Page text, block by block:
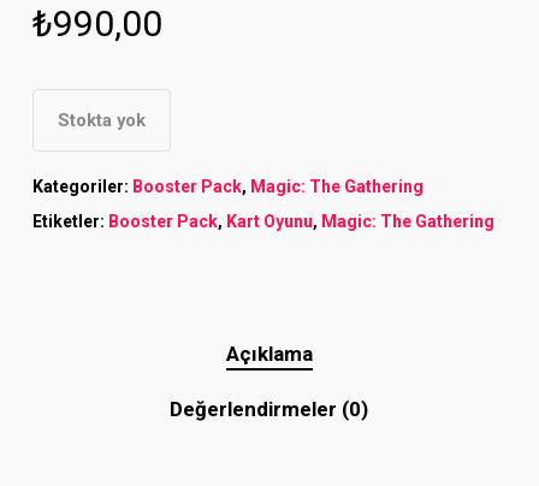
₺990,00
Stokta yok
Kategoriler: Booster Pack, Magic: The Gathering
Etiketler: Booster Pack, Kart Oyunu, Magic: The Gathering
Açıklama
Değerlendirmeler (0)